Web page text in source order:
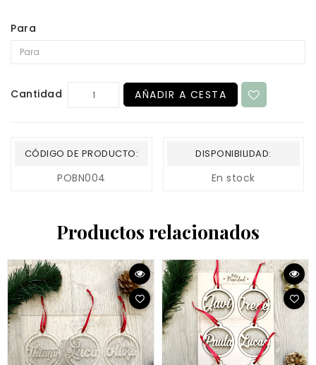
Para
Cantidad AÑADIR A CESTA
CÓDIGO DE PRODUCTO:
POBN004
DISPONIBILIDAD:
En stock
Productos relacionados